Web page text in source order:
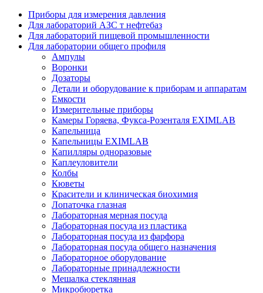
Приборы для измерения давления
Для лабораторий АЗС т нефтебаз
Для лабораторий пищевой промышленности
Для лаборатории общего профиля
Ампулы
Воронки
Дозаторы
Детали и оборудование к приборам и аппаратам
Емкости
Измерительные приборы
Камеры Горяева, Фукса-Розенталя EXIMLAB
Капельница
Капельницы EXIMLAB
Капилляры одноразовые
Каплеуловители
Колбы
Кюветы
Красители и клиническая биохимия
Лопаточка глазная
Лабораторная мерная посуда
Лабораторная посуда из пластика
Лабораторная посуда из фарфора
Лабораторная посуда общего назначения
Лабораторное оборудование
Лабораторные принадлежности
Мешалка стеклянная
Микробюретка